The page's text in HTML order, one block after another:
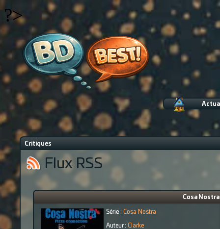
?>
Critiques
Flux RSS
Cosa
Série : Cosa Nostra
Auteur : Clarke